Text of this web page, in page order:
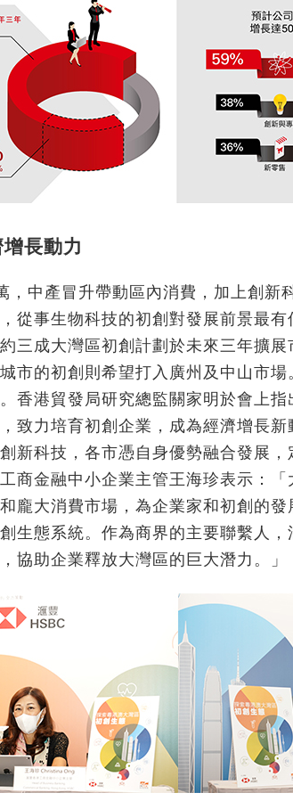
長動力
，中產冒升帶動區內消費，加上創新
從事生物科技的初創對發展前景最
三成大灣區初創計劃於未來三年擴展
市的初創則希望打入廣州及中山市
香港貿發局研究總監關家明於會上
致力培育初創企業，成為經濟增長
新科技，各市憑自身優勢融合發展
商金融中小企業主管王海珍表示：
龐大消費市場，為企業家和初創的
生態系統。作為商界的主要聯繫人
協助企業釋放大灣區的巨大潛力。」